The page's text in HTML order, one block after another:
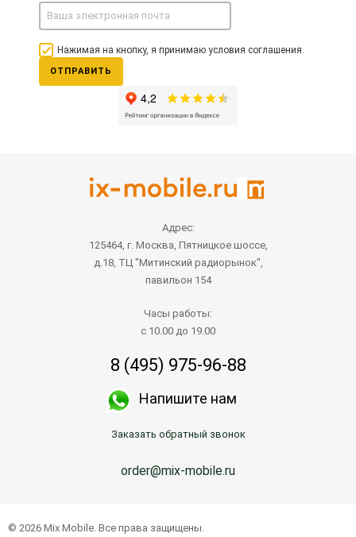
Нажимая на кнопку, я принимаю условия соглашения.
ОТПРАВИТЬ
Адрес:
125464, г. Москва, Пятницкое шоссе,
д.18, ТЦ "Митинский радиорынок",
павильон 154
Часы работы:
с 10.00 до 19.00
8 (495) 975-96-88
Напишите нам
Заказать обратный звонок
order@mix-mobile.ru
© 2026 Mix Mobile. Все права защищены.